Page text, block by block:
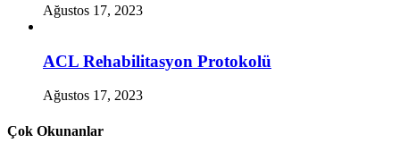
Ağustos 17, 2023
ACL Rehabilitasyon Protokolü
Ağustos 17, 2023
Çok Okunanlar